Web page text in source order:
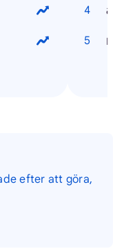
efter att göra,